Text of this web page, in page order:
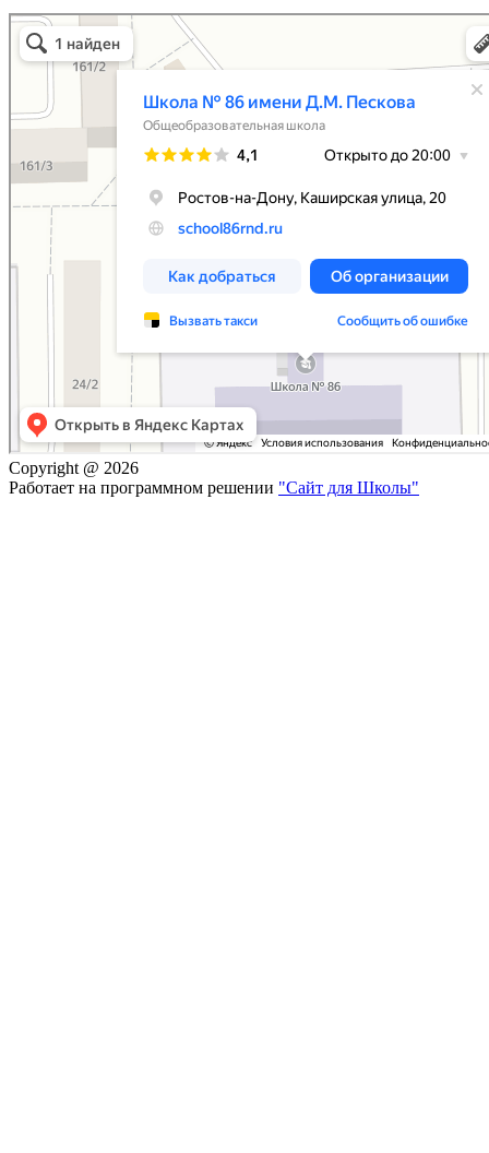
Copyright @ 2026
Работает на программном решении "Сайт для Школы"